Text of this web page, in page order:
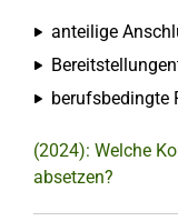
anteilige
berufsbedingte
(2024): Welche
absetzen?